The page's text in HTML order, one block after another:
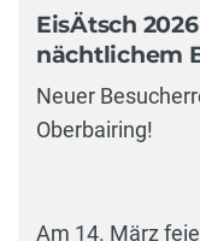
EisÄtsch
nächtlichem
Neuer
Oberbairing!
Am 14. März